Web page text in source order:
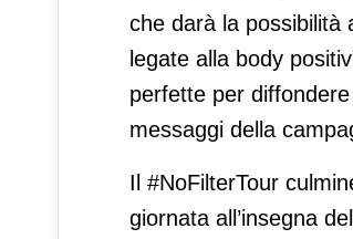
che darà la possibilità
legate alla body
perfette per
messaggi della
Il #NoFilterTour
giornata all’insegna